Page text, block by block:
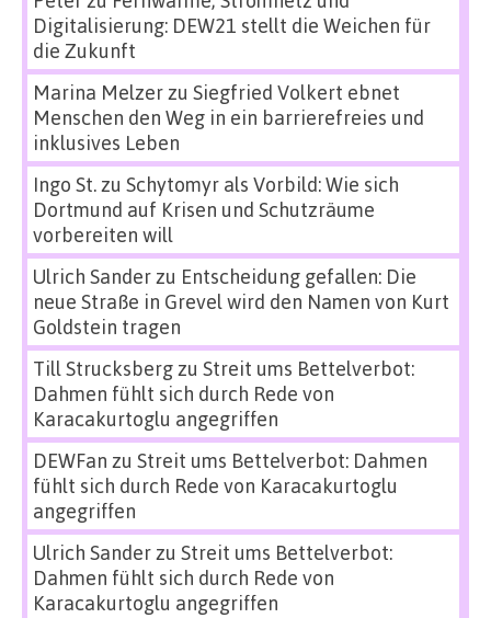
Digitalisierung: DEW21 stellt die Weichen für
die Zukunft
Marina Melzerzu Siegfried Volkert ebnet
Menschen den Weg in ein barrierefreies und
inklusives Leben
Ingo St.zu Schytomyr als Vorbild: Wie sich
Dortmund auf Krisen und Schutzräume
vorbereiten will
Ulrich Sanderzu Entscheidung gefallen: Die
neue Straße in Grevel wird den Namen von Kurt
Goldstein tragen
Till Strucksbergzu Streit ums Bettelverbot:
Dahmen fühlt sich durch Rede von
Karacakurtoglu angegriffen
DEWFan zu Streit ums Bettelverbot: Dahmen
fühlt sich durch Rede von Karacakurtoglu
angegriffen
Ulrich Sanderzu Streit ums Bettelverbot:
Dahmen fühlt sich durch Rede von
Karacakurtoglu angegriffen